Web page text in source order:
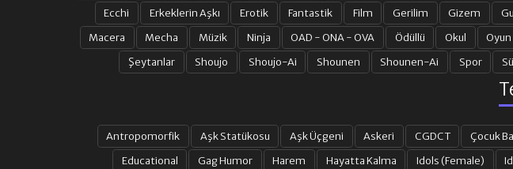
Ecchi
Erkeklerin Aşkı Erotik Fantastik Film Gerilim Gizem
Macera
Mecha Müzik Ninja OAD - ONA - OVA Ödüllü Okul Oyun
Şeytanlar
Shoujo Shoujo-Ai Shounen Shounen-Ai Spor
Antropomorfik Aşk Statükosu Aşk Üçgeni Askeri CGDCT Çocuk
Educational
Gag Humor Harem Hayatta Kalma Idols (Female)